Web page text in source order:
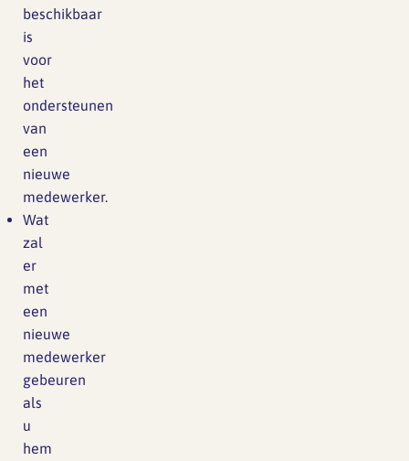
beschikbaar
is
voor
het
ondersteunen
van
een
nieuwe
medewerker.
Wat
zal
er
met
een
nieuwe
medewerker
gebeuren
als
u
hem